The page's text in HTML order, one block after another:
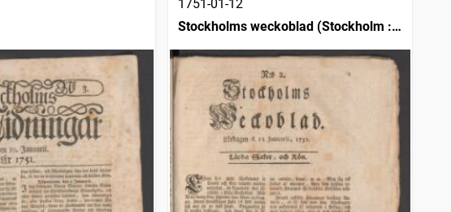
1751-01-12
Stockholms weckoblad (Stockholm :
1745)